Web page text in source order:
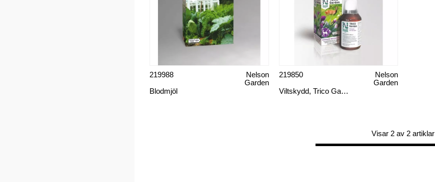
Blodmjöl
Nelson
Garden
219988
Viltskydd, Trico Garden
Nelson
Garden
219850
Visar 2 av 2 artiklar